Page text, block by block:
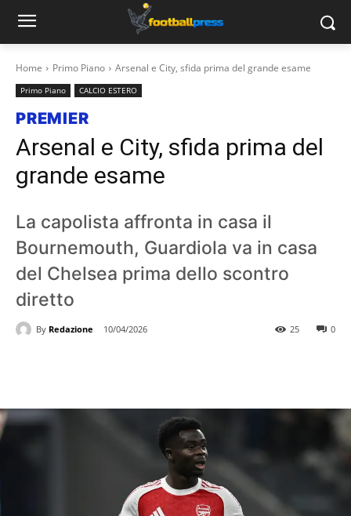
Home Primo Piano Arsenal e City, sfida prima del grande esame
Primo Piano CALCIO ESTERO
PREMIER
Arsenal e City, sfida prima del
grande esame
La capolista affronta in casa il
Bournemouth, Guardiola va in casa
del Chelsea prima dello scontro
diretto
By Redazione 10/04/2026 0
25